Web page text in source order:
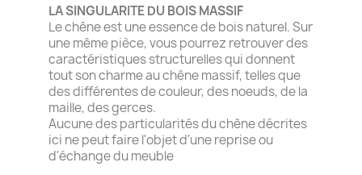
LA SINGULARITE DU BOIS MASSIF
Le chêne est une essence de bois naturel. Sur
une même pièce, vous pourrez retrouver des
caractéristiques structurelles qui donnent
tout son charme au chêne massif, telles que
des différentes de couleur, des noeuds, de la
maille, des gerces.
Aucune des particularités du chêne décrites
ici ne peut faire l'objet d'une reprise ou
d'échange du meuble